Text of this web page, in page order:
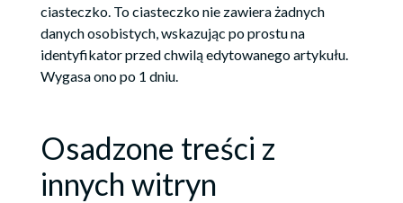
ciasteczko. To ciasteczko nie zawiera żadnych
danych osobistych, wskazując po prostu na
identyfikator przed chwilą edytowanego artykułu.
Wygasa ono po 1 dniu.
Osadzone treści z
innych witryn